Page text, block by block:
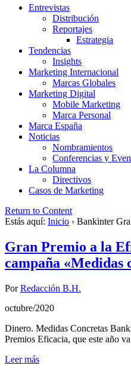
Entrevistas
Distribución
Reportajes
Estrategia
Tendencias
Insights
Marketing Internacional
Marcas Globales
Marketing Digital
Mobile Marketing
Marca Personal
Marca España
Noticias
Nombramientos
Conferencias y
La Columna
Directivos
Casos de Marketing
Return to Content
Estás aquí: Inicio › Bankinter
Gran Premio a la
campaña «Medidas
PorRedacción B.H.
octubre/2020
Dinero. Medidas Concretas
Premios Eficacia, que este año
Leer más